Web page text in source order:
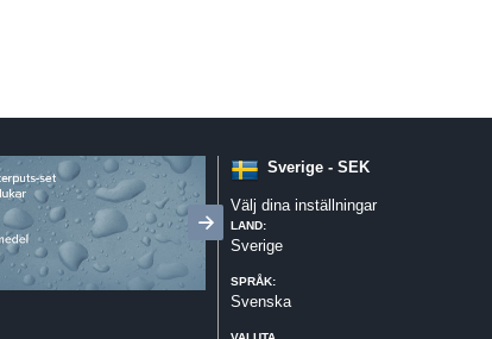
Sverige - SEK
Välj dina inställningar
LAND:
Sverige
SPRÅK:
Svenska